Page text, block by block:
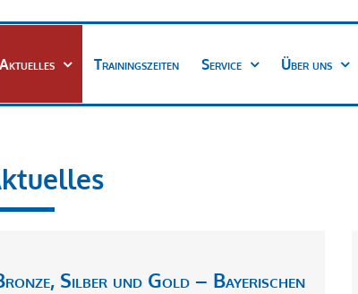
Aktuelles Trainingszeiten Service Über uns
Silber und Gold – Bayerischen